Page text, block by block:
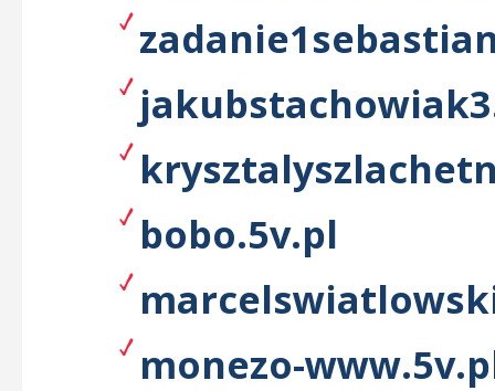
bobo.5v.pl
monezo-